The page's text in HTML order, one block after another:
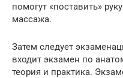
помогут «поставить»
массажа.
Затем следует
входит экзамен по
теория и практика.